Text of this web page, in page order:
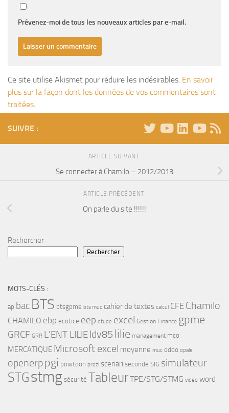
Prévenez-moi de tous les nouveaux articles par e-mail.
Ce site utilise Akismet pour réduire les indésirables. En savoir
plus sur la façon dont les données de vos commentaires sont
traitées.
SUIVRE :
ARTICLE SUIVANT
Se connecter à Chamilo – 2012/2013
ARTICLE PRÉCÉDENT
On parle du site !!!!!!
Rechercher
Rechercher
MOTS-CLÉS :
ap bac BTS btsgpme bts muc cahier de textes calcul CFE Chamilo
CHAMILO ebp ecotice eep etude excel Gestion Finance gpme
GRCF GRR L'ENT LILIEldv85 lilie management mco
MERCATIQUE Microsoft excel moyenne muc odoo opale
openerppgi powtoon prezi scenari seconde SIG simulateur
STGstmg sécurité TableurTPE/STG/STMG vidéo word